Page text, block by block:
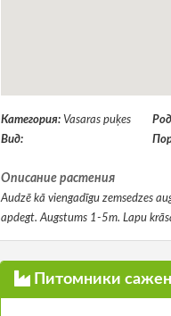
Категория: Vasaras puķes
Вид:
Описание растения
Audzē kā viengadīgu zemsedzes
apdegt. Augstums 1-5m. Lapu
Питомники